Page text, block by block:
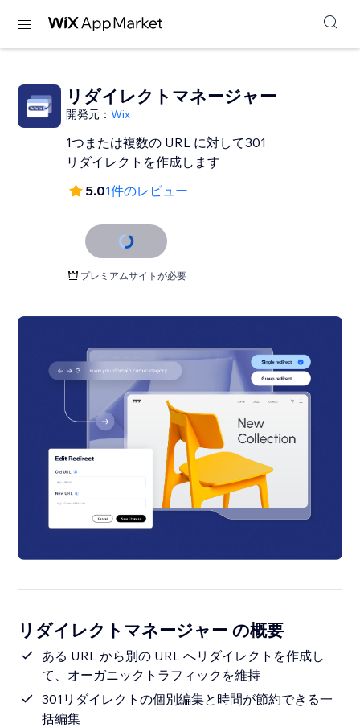
リダイレクトマネージャー
開発元：Wix
1つまたは複数の URL に対して301
リダイレクトを作成します
5.01件のレビュー
プレミアムサイトが必要
リダイレクトマネージャー の概要
ある URL から別の URL へリダイレクトを作成し
て、オーガニックトラフィックを維持
301リダイレクトの個別編集と時間が節約できる一
括編集